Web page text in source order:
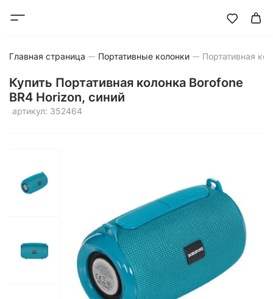
Главная страница Портативные колонки
Купить Портативная колонка Borofone
BR4 Horizon, синий
артикул: 352464